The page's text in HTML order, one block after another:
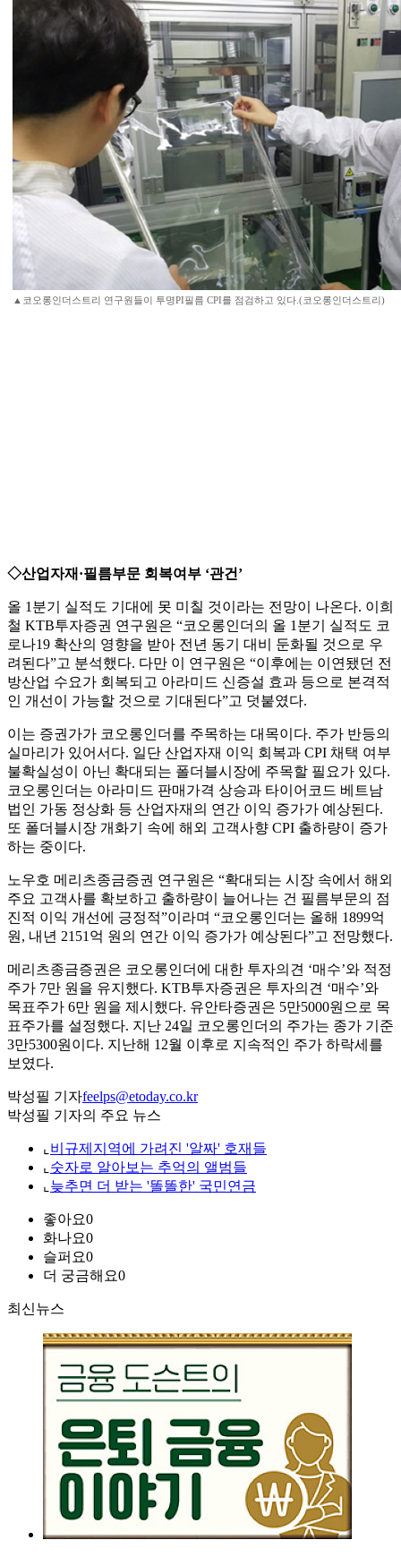
▲코오롱인더스트리 연구원들이 투명PI필름 CPI를 점검하고 있다.(코오롱인더스트리)
◇산업자재·필름부문 회복여부 ‘관건’
올 1분기 실적도 기대에 못 미칠 것이라는 전망이 나온다. 이희
철 KTB투자증권 연구원은 “코오롱인더의 올 1분기 실적도 코
로나19 확산의 영향을 받아 전년 동기 대비 둔화될 것으로 우
려된다”고 분석했다. 다만 이 연구원은 “이후에는 이연됐던 전
방산업 수요가 회복되고 아라미드 신증설 효과 등으로 본격적
인 개선이 가능할 것으로 기대된다”고 덧붙였다.
이는 증권가가 코오롱인더를 주목하는 대목이다. 주가 반등의
실마리가 있어서다. 일단 산업자재 이익 회복과 CPI 채택 여부
불확실성이 아닌 확대되는 폴더블시장에 주목할 필요가 있다.
코오롱인더는 아라미드 판매가격 상승과 타이어코드 베트남
법인 가동 정상화 등 산업자재의 연간 이익 증가가 예상된다.
또 폴더블시장 개화기 속에 해외 고객사향 CPI 출하량이 증가
하는 중이다.
노우호 메리츠종금증권 연구원은 “확대되는 시장 속에서 해외
주요 고객사를 확보하고 출하량이 늘어나는 건 필름부문의 점
진적 이익 개선에 긍정적”이라며 “코오롱인더는 올해 1899억
원, 내년 2151억 원의 연간 이익 증가가 예상된다”고 전망했다.
메리츠종금증권은 코오롱인더에 대한 투자의견 ‘매수’와 적정
주가 7만 원을 유지했다. KTB투자증권은 투자의견 ‘매수’와
목표주가 6만 원을 제시했다. 유안타증권은 5만5000원으로 목
표주가를 설정했다. 지난 24일 코오롱인더의 주가는 종가 기준
3만5300원이다. 지난해 12월 이후로 지속적인 주가 하락세를
보였다.
박성필 기자feelps@etoday.co.kr
박성필 기자의 주요 뉴스
⌞ 비규제지역에 가려진 '알짜' 호재들
⌞ 숫자로 알아보는 추억의 앨범들
⌞ 늦추면 더 받는 '똘똘한' 국민연금
좋아요0
화나요0
슬퍼요0
더 궁금해요0
최신뉴스